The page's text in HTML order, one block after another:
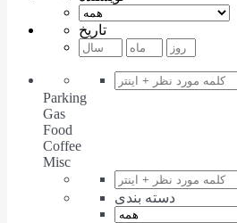
تاریخ
Parking
Gas
Food
Coffee
Misc
دسته بندی